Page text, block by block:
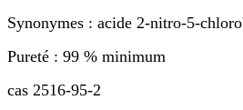
Synonymes : acide 2-nitro-5-
Pureté : 99 % minimum
cas 2516-95-2